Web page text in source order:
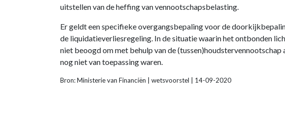
uitstellen van de heffing van vennootschapsbelasting.
Er geldt een specifieke overgangsbepaling voor de
de liquidatieverliesregeling. In de situatie waarin het ontbonden
niet beoogd om met behulp van de
nog niet van toepassing waren.
Bron: Ministerie van Financiën | wetsvoorstel | 14-09-2020